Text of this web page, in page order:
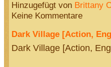
Hinzugefügt von Brittany
Keine Kommentare
Dark Village [Action,
Dark Village [Action,